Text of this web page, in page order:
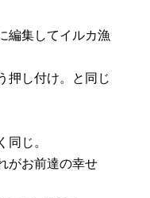
編集してイルカ漁
押し付け。と同じ
じ。
がお前達の幸せ